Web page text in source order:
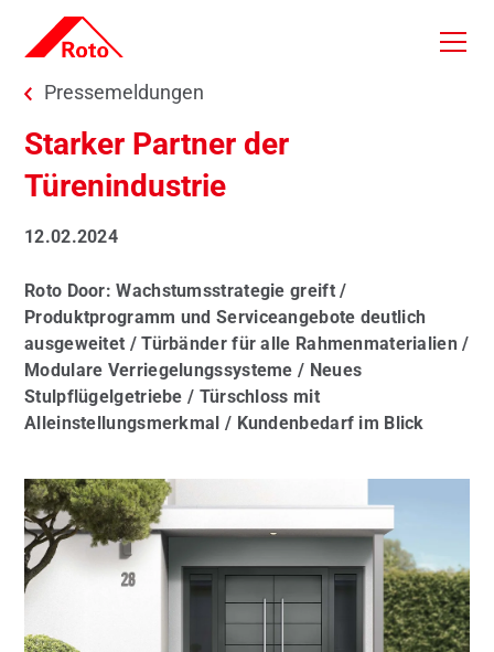
Skip to main content
You are here:
Pressemeldungen
Starker Partner der
Türenindustrie
12.02.2024
Roto Door: Wachstumsstrategie greift /
Produktprogramm und Serviceangebote deutlich
ausgeweitet / Türbänder für alle Rahmenmaterialien /
Modulare Verriegelungssysteme / Neues
Stulpflügelgetriebe / Türschloss mit
Alleinstellungsmerkmal / Kundenbedarf im Blick